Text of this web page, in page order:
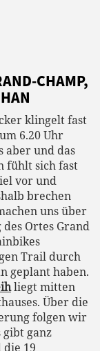
CHAMP,
klingelt fast
6.20 Uhr
aber und das
fühlt sich fast
vor und
brechen
uns über
Ortes Grand
Trail durch
geplant haben.
liegt mitten
Über die
folgen wir
gibt ganz
19